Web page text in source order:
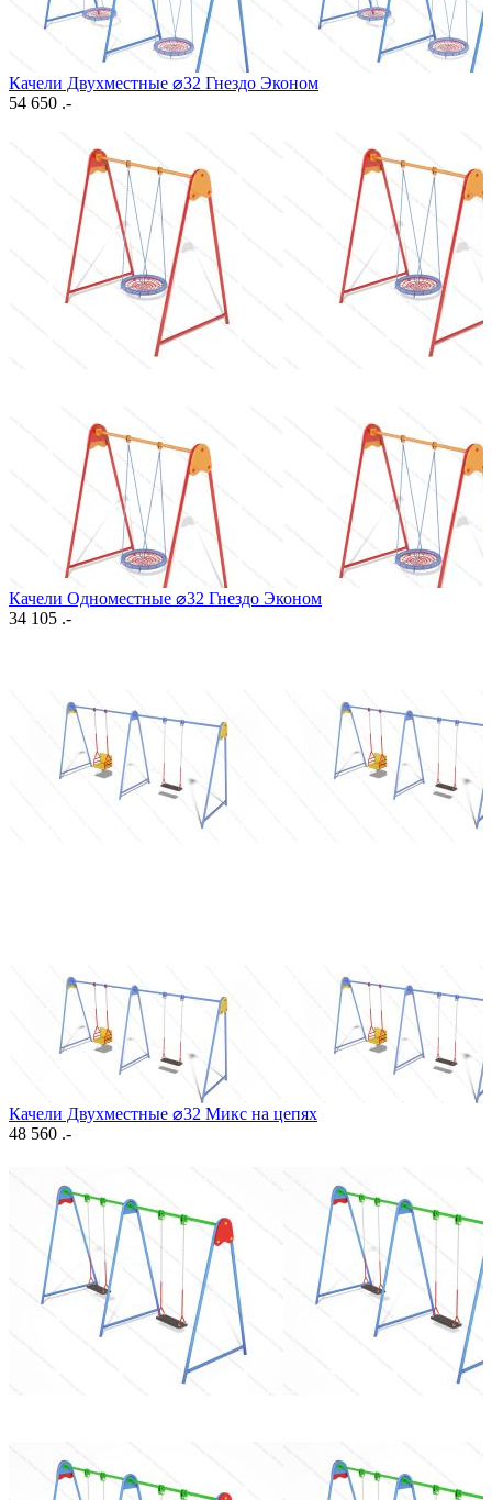
Качели Двухместные ⌀32 Гнездо Эконом
54 650 .-
Качели Одноместные ⌀32 Гнездо Эконом
34 105 .-
Качели Двухместные ⌀32 Микс на цепях
48 560 .-